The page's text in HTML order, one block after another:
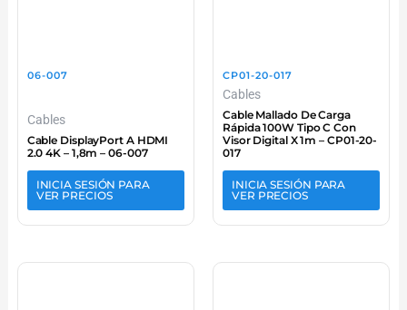
06-007
Cables
Cable DisplayPort A HDMI
2.0 4K – 1,8m – 06-007
INICIA SESIÓN PARA
VER PRECIOS
CP01-20-017
Cables
Cable Mallado De Carga
Rápida 100W Tipo C Con
Visor Digital X 1m – CP01-20-
017
INICIA SESIÓN PARA
VER PRECIOS